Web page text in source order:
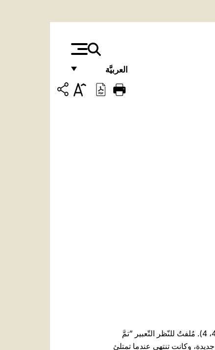
العربيَّة
FRANÇAIS
كلمات بولس الرّسول تُنير بداية السّنة الجديدة: "فلَمَّا تَمَّ مِلءُ الزَّمان، أَرسَلَ اللهُ ابنَه مَولودًا لِامرَأَةٍ" (غلاطية 4، 4). مُلفتٌ للنّظر التّعبير ”تمَّ
وكانت تنتهي عندما تمتلئ